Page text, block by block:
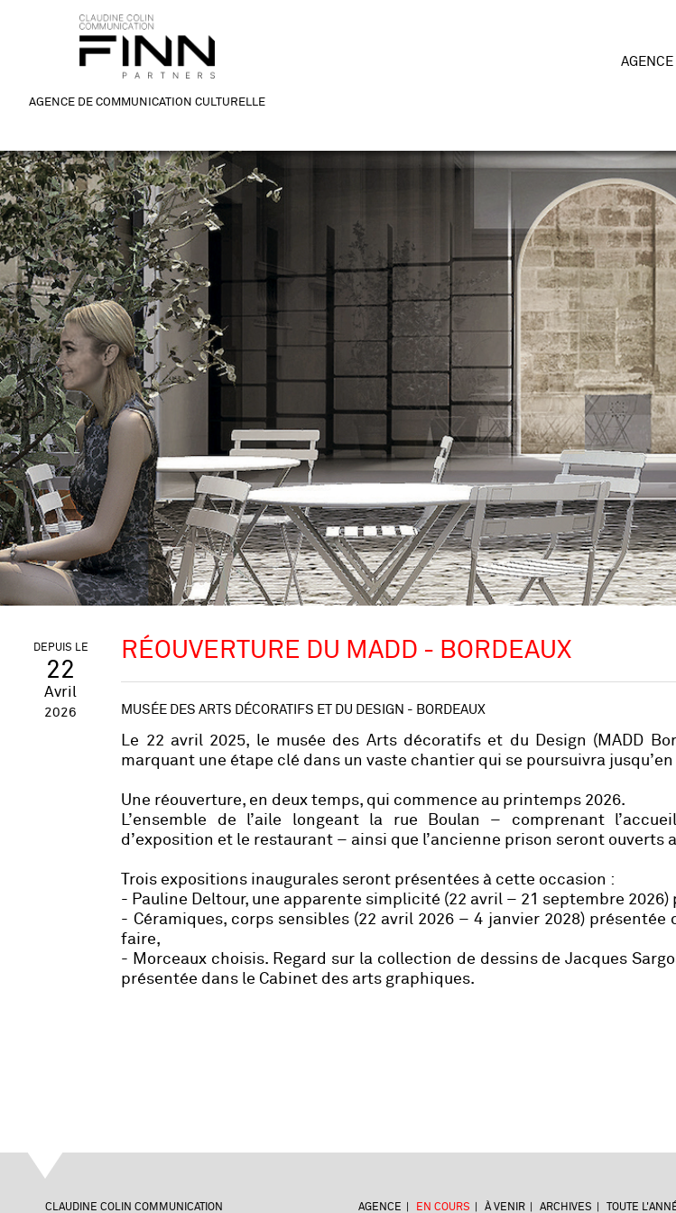
AGENCE DE COMMUNICATION CULTURELLE
AGENCE
DEPUIS LE
22
Avril
2026
RÉOUVERTURE DU MADD - BORDEAUX
MUSÉE DES ARTS DÉCORATIFS ET DU DESIGN - BORDEAUX
Le 22 avril 2025, le musée des Arts décoratifs et du Design (MADD
marquant une étape clé dans un vaste chantier qui se poursuivra jusqu’en
Une réouverture, en deux temps, qui commence au printemps 2026.
L’ensemble de l’aile longeant la rue Boulan – comprenant
d’exposition et le restaurant – ainsi que l’ancienne prison seront ouverts
Trois expositions inaugurales seront présentées à cette occasion :
- Pauline Deltour, une apparente simplicité (22 avril – 21 septembre
- Céramiques, corps sensibles (22 avril 2026 – 4 janvier 2028) présentée
faire,
- Morceaux choisis. Regard sur la collection de dessins de Jacques
présentée dans le Cabinet des arts graphiques.
CLAUDINE COLIN COMMUNICATION AGENCE EN COURS À VENIR ARCHIVES TOUTE